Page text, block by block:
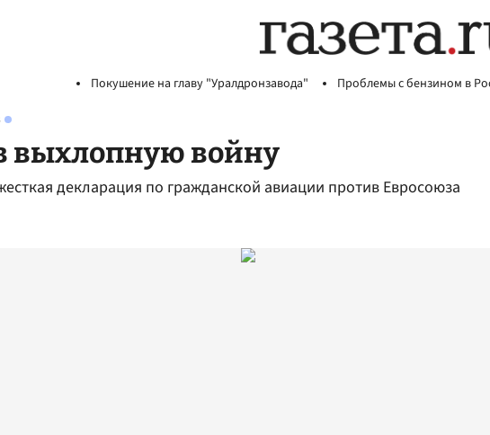
Покушение на главу "Уралдронзавода" Проблемы с бензином в
выхлопную войну
декларация по гражданской авиации против Евросоюза